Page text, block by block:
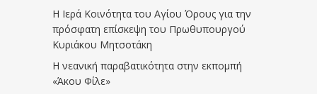
Η Ιερά Κοινότητα του Αγίου Όρους για την
πρόσφατη επίσκεψη του Πρωθυπουργού
Κυριάκου Μητσοτάκη
Η νεανική παραβατικότητα στην εκπομπή
«Άκου Φίλε»